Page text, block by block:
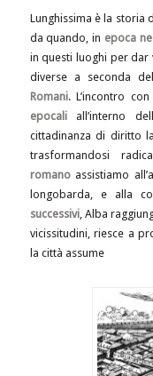
Lunghissima è la storia
da quando, in epoca
in questi luoghi per dar
diverse a seconda
Romani. L’incontro
epocaliall’interno
cittadinanza di diritto
trasformandosi
romano assistiamo
longobarda, e alla
successivi, Alba
vicissitudini, riesce a
la città assume